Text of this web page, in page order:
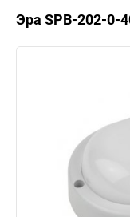
Эра SPB-202-0-